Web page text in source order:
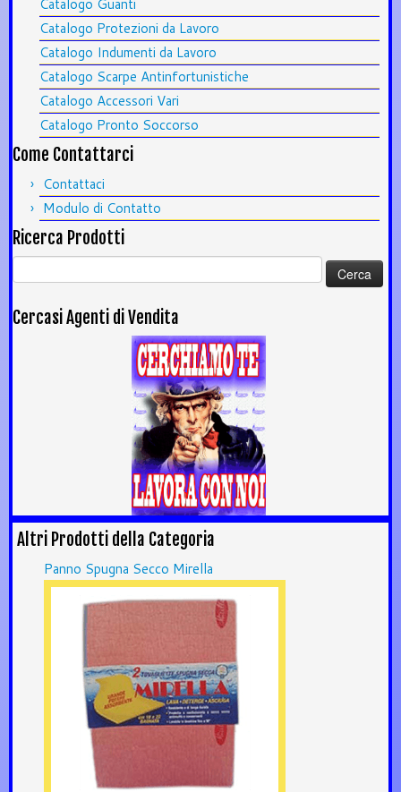
Catalogo Guanti
Catalogo Protezioni da Lavoro
Catalogo Indumenti da Lavoro
Catalogo Scarpe Antinfortunistiche
Catalogo Accessori Vari
Catalogo Pronto Soccorso
Come Contattarci
Contattaci
Modulo di Contatto
Ricerca Prodotti
Ricerca
per:
Cercasi Agenti di Vendita
Altri Prodotti della Categoria
Panno Spugna Secco Mirella